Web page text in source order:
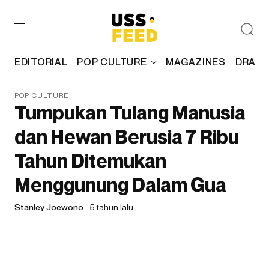
EDITORIAL POP CULTURE MAGAZINES
POP CULTURE
Tumpukan Tulang Manusia
dan Hewan Berusia 7 Ribu
Tahun Ditemukan
Menggunung Dalam Gua
Stanley Joewono 5 tahun lalu